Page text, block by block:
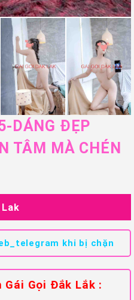
DÁNG ĐẸP
TÂM MÀ CHÉN
khi bị chặn
Gọi Đắk Lắk :